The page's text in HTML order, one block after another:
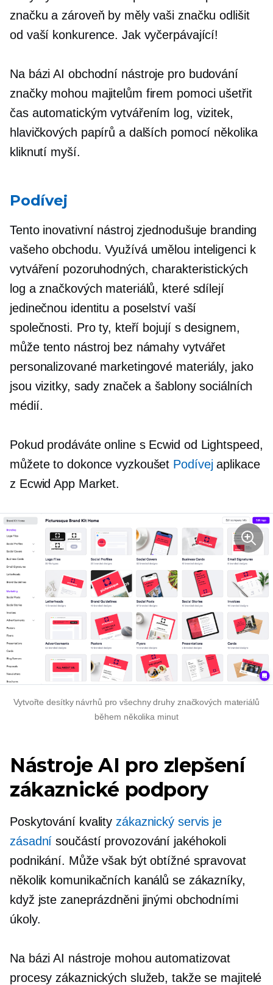
značku a zároveň by měly vaši značku odlišit
od vaší konkurence. Jak vyčerpávající!
Na bázi AI obchodní nástroje pro budování
značky mohou majitelům firem pomoci ušetřit
čas automatickým vytvářením log, vizitek,
hlavičkových papírů a dalších pomocí několika
kliknutí myší.
Podívej
Tento inovativní nástroj zjednodušuje branding
vašeho obchodu. Využívá umělou inteligenci k
vytváření pozoruhodných, charakteristických
log a značkových materiálů, které sdílejí
jedinečnou identitu a poselství vaší
společnosti. Pro ty, kteří bojují s designem,
může tento nástroj bez námahy vytvářet
personalizované marketingové materiály, jako
jsou vizitky, sady značek a šablony sociálních
médií.
Pokud prodáváte online s Ecwid od Lightspeed,
můžete to dokonce vyzkoušet Podívejaplikace
z Ecwid App Market.
Vytvořte desítky návrhů pro všechny druhy značkových materiálů
během několika minut
Nástroje AI pro zlepšení
zákaznické podpory
Poskytování kvality zákaznický servis je
zásadní součástí provozování jakéhokoli
podnikání. Může však být obtížné spravovat
několik komunikačních kanálů se zákazníky,
když jste zaneprázdněni jinými obchodními
úkoly.
Na bázi AI nástroje mohou automatizovat
procesy zákaznických služeb, takže se majitelé